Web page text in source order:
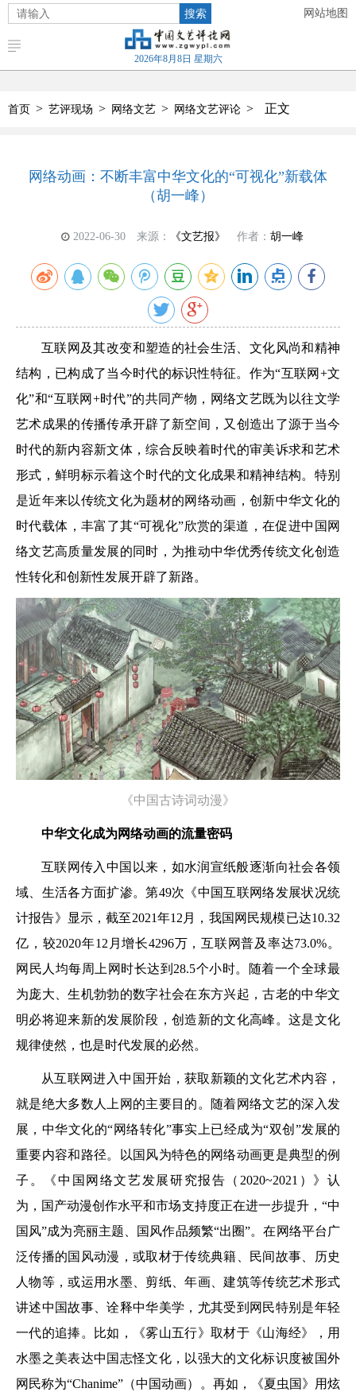
搜索 网站地图
2026年8月8日 星期六
首页 > 艺评现场 > 网络文艺 > 网络文艺评论 > 正文
网络动画：不断丰富中华文化的“可视化”新载体
（胡一峰）
2022-06-30 来源： 《文艺报》 作者： 胡一峰
互联网及其改变和塑造的社会生活、文化风尚和精神
结构，已构成了当今时代的标识性特征。作为“互联网+文
化”和“互联网+时代”的共同产物，网络文艺既为以往文学
艺术成果的传播传承开辟了新空间，又创造出了源于当今
时代的新内容新文体，综合反映着时代的审美诉求和艺术
形式，鲜明标示着这个时代的文化成果和精神结构。特别
是近年来以传统文化为题材的网络动画，创新中华文化的
时代载体，丰富了其“可视化”欣赏的渠道，在促进中国网
络文艺高质量发展的同时，为推动中华优秀传统文化创造
性转化和创新性发展开辟了新路。
《中国古诗词动漫》
中华文化成为网络动画的流量密码
互联网传入中国以来，如水润宣纸般逐渐向社会各领
域、生活各方面扩渗。第49次《中国互联网络发展状况统
计报告》显示，截至2021年12月，我国网民规模已达10.32
亿，较2020年12月增长4296万，互联网普及率达73.0%。
网民人均每周上网时长达到28.5个小时。随着一个全球最
为庞大、生机勃勃的数字社会在东方兴起，古老的中华文
明必将迎来新的发展阶段，创造新的文化高峰。这是文化
规律使然，也是时代发展的必然。
从互联网进入中国开始，获取新颖的文化艺术内容，
就是绝大多数人上网的主要目的。随着网络文艺的深入发
展，中华文化的“网络转化”事实上已经成为“双创”发展的
重要内容和路径。以国风为特色的网络动画更是典型的例
子。《中国网络文艺发展研究报告（2020~2021）》认
为，国产动漫创作水平和市场支持度正在进一步提升，“中
国风”成为亮丽主题、国风作品频繁“出圈”。在网络平台广
泛传播的国风动漫，或取材于传统典籍、民间故事、历史
人物等，或运用水墨、剪纸、年画、建筑等传统艺术形式
讲述中国故事、诠释中华美学，尤其受到网民特别是年轻
一代的追捧。比如，《雾山五行》取材于《山海经》，用
水墨之美表达中国志怪文化，以强大的文化标识度被国外
网民称为“Chanime”（中国动画）。再如，《夏虫国》用炫